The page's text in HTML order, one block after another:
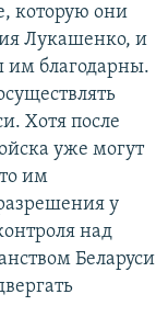
которую они
Лукашенко, и
им благодарны.
Хотя после
уже могут
им
у
над
Беларуси